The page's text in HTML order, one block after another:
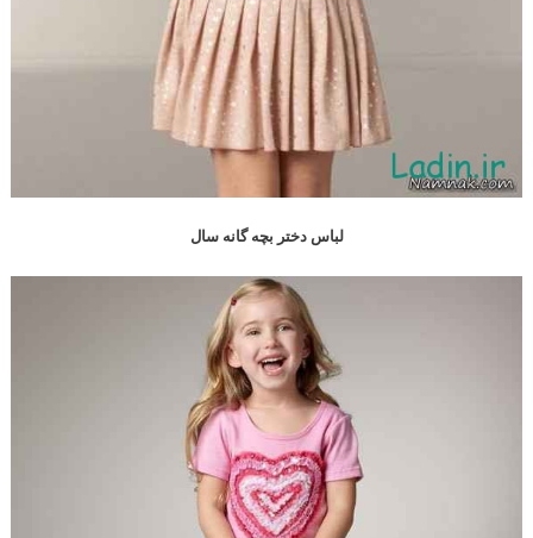
لباس دختر بچه گانه سال